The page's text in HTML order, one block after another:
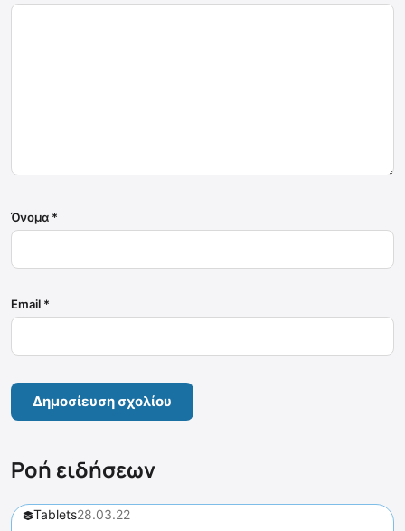
Όνομα *
Email *
Ροή ειδήσεων
Tablets28.03.22